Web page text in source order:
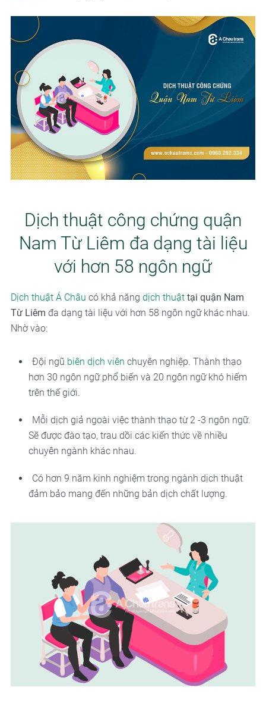
Dịch thuật công chứng quận
Nam Từ Liêm đa dạng tài liệu
với hơn 58 ngôn ngữ
Dịch thuật Á Châu có khả năng dịch thuật tại quận Nam
Từ Liêm đa dạng tài liệu với hơn 58 ngôn ngữ khác nhau.
Nhờ vào:
Đội ngũ biên dịch viên chuyên nghiệp. Thành thạo
hơn 30 ngôn ngữ phổ biến và 20 ngôn ngữ khó hiếm
trên thế giới.
Mỗi dịch giả ngoài việc thành thạo từ 2 -3 ngôn ngữ.
Sẽ được đào tạo, trau dồi các kiến thức về nhiều
chuyên ngành khác nhau.
Có hơn 9 năm kinh nghiệm trong ngành dịch thuật
đảm bảo mang đến những bản dịch chất lượng.